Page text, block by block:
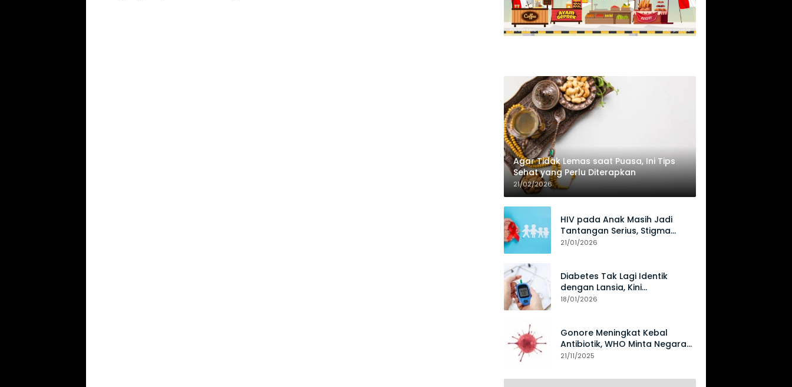
Agar Tidak Lemas saat Puasa, Ini Tips
Sehat yang Perlu Diterapkan
21/02/2026
HIV pada Anak Masih Jadi
Tantangan Serius, Stigma
Hambat Akses Perawatan
21/01/2026
Diabetes Tak Lagi Identik
dengan Lansia, Kini
Mengancam Generasi Muda
18/01/2026
Gonore Meningkat Kebal
Antibiotik, WHO Minta Negara
Perkuat Surveilans
21/11/2025